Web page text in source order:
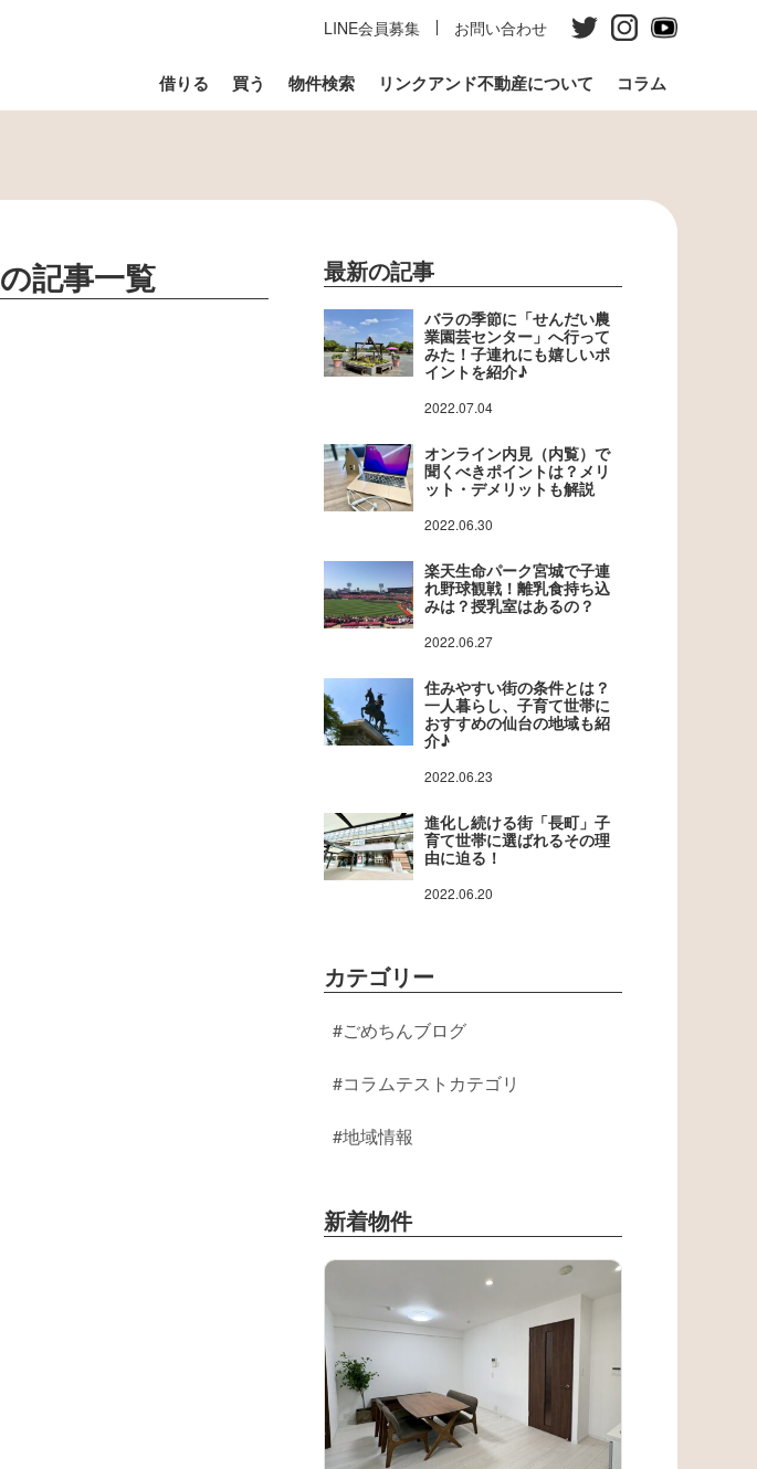
借りる 買う 物件検索 リンクアンド不動産について コラム
LINE会員募集 お問い合わせ
の記事一覧 最新の記事
バラの季節に「せんだい農
業園芸センター」へ行って
みた！子連れにも嬉しいポ
イントを紹介♪
2022.07.04
オンライン内見（内覧）で
聞くべきポイントは？メリ
ット・デメリットも解説
2022.06.30
楽天生命パーク宮城で子連
れ野球観戦！離乳食持ち込
みは？授乳室はあるの？
2022.06.27
住みやすい街の条件とは？
一人暮らし、子育て世帯に
おすすめの仙台の地域も紹
介♪
2022.06.23
進化し続ける街「長町」子
育て世帯に選ばれるその理
由に迫る！
2022.06.20
カテゴリー
ごめちんブログ
コラムテストカテゴリ
地域情報
新着物件